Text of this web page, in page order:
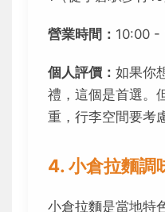
營業時間： 10:00 -
個人評價： 如果你
禮，這個是首選。
重，行李空間要考
4. 小倉拉麵調
小倉拉麵是當地特